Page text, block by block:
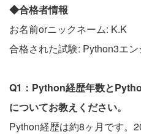
◆合格者情報
お名前orニックネーム: K.K
合格された試験: Python3エ
Q1：Python経歴年数と
についてお教えください。
Python経歴は約8ヶ月です。